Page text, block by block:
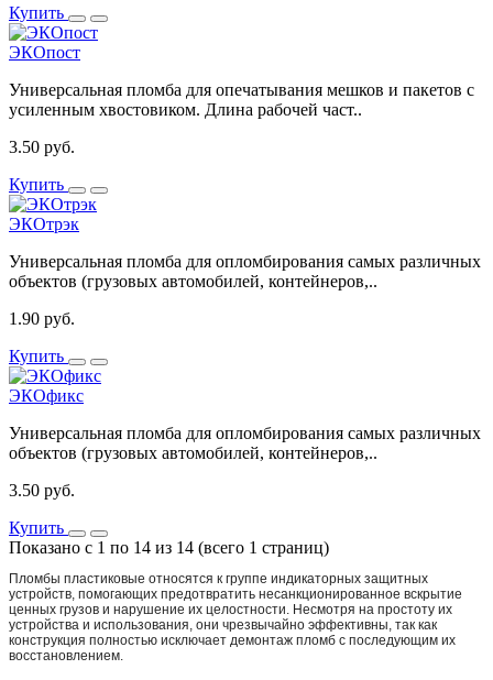
Купить
ЭКОпост
Универсальная пломба для опечатывания мешков и пакетов с
усиленным хвостовиком. Длина рабочей част..
3.50 руб.
Купить
ЭКОтрэк
Универсальная пломба для опломбирования самых различных
объектов (грузовых автомобилей, контейнеров,..
1.90 руб.
Купить
ЭКОфикс
Универсальная пломба для опломбирования самых различных
объектов (грузовых автомобилей, контейнеров,..
3.50 руб.
Купить
Показано с 1 по 14 из 14 (всего 1 страниц)
Пломбы пластиковые относятся к группе индикаторных защитных
устройств, помогающих предотвратить несанкционированное вскрытие
ценных грузов и нарушение их целостности. Несмотря на простоту их
устройства и использования, они чрезвычайно эффективны, так как
конструкция полностью исключает демонтаж пломб с последующим их
восстановлением.